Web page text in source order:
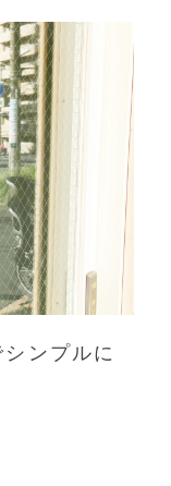
ンプルに